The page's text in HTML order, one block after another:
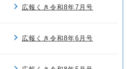
広報くき令和8年7月号
広報くき令和8年6月号